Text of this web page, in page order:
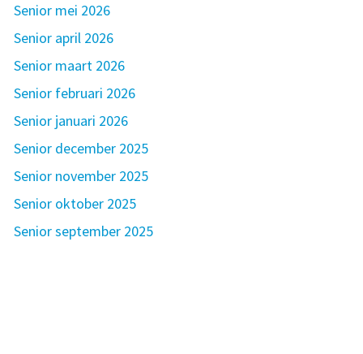
Senior mei 2026
Senior april 2026
Senior maart 2026
Senior februari 2026
Senior januari 2026
Senior december 2025
Senior november 2025
Senior oktober 2025
Senior september 2025